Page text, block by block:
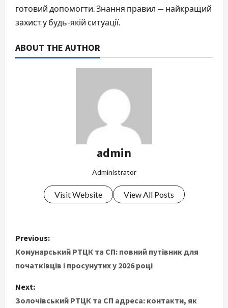
готовий допомогти. Знання правил — найкращий
захист у будь-якій ситуації.
ABOUT THE AUTHOR
admin
Administrator
Visit Website View All Posts
P
o
t
Previous:
Комунарський РТЦК та СП: повний путівник для
початківців і просунутих у 2026 році
Next:
Золочівський РТЦК та СП адреса: контакти, як